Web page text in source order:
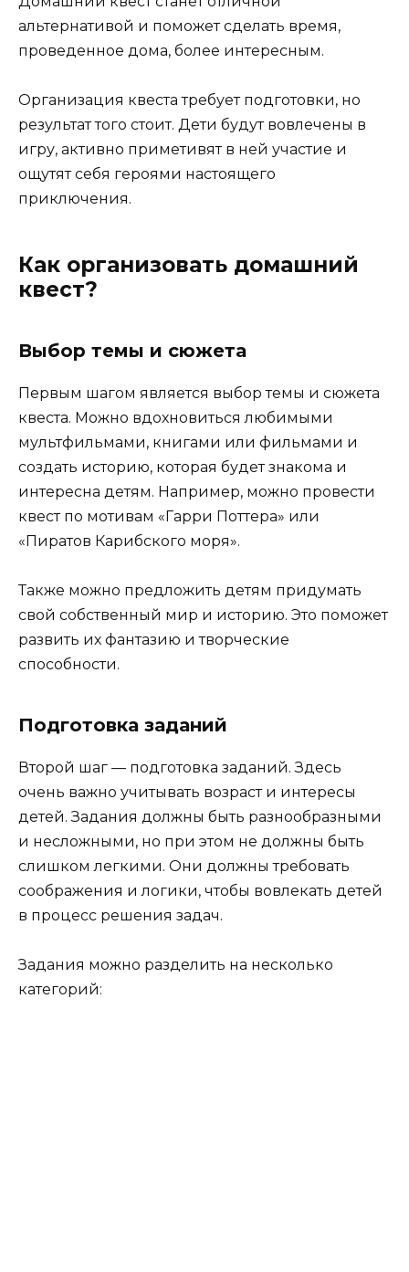
альтернативой и поможет сделать время,
проведенное дома, более интересным.
Организация квеста требует подготовки, но
результат того стоит. Дети будут вовлечены в
игру, активно приметивят в ней участие и
ощутят себя героями настоящего
приключения.
Как организовать домашний
квест?
Выбор темы и сюжета
Первым шагом является выбор темы и сюжета
квеста. Можно вдохновиться любимыми
мультфильмами, книгами или фильмами и
создать историю, которая будет знакома и
интересна детям. Например, можно провести
квест по мотивам «Гарри Поттера» или
«Пиратов Карибского моря».
Также можно предложить детям придумать
свой собственный мир и историю. Это поможет
развить их фантазию и творческие
способности.
Подготовка заданий
Второй шаг — подготовка заданий. Здесь
очень важно учитывать возраст и интересы
детей. Задания должны быть разнообразными
и несложными, но при этом не должны быть
слишком легкими. Они должны требовать
соображения и логики, чтобы вовлекать детей
в процесс решения задач.
Задания можно разделить на несколько
категорий: